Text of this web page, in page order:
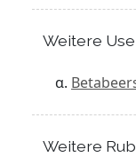
Weitere
Weitere